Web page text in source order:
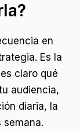
en
Es la
claro qué
audiencia,
diaria, la
semana.